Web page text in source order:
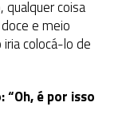
coisa
e meio
colocá-lo de
“Oh, é por isso